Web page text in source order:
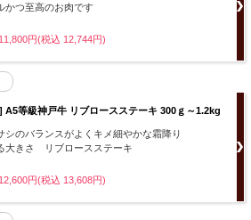
かつ至高のお肉です
円(税込 12,744円)
A5等級神戸牛 リブロースステーキ 300ｇ～1.2kg
シのバランスがよくキメ細やかな霜降り
大きさ リブロースステーキ
円(税込 13,608円)